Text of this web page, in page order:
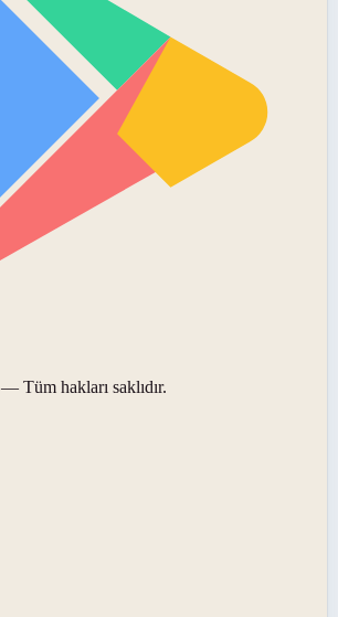
— Tüm hakları saklıdır.